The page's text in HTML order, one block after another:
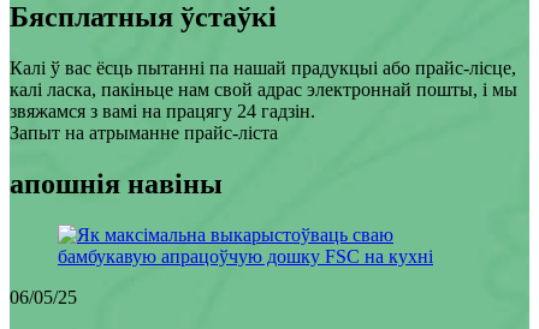
Бясплатныя ўстаўкі
Калі ў вас ёсць пытанні па нашай прадукцыі або прайс-лісце,
калі ласка, пакіньце нам свой адрас электроннай пошты, і мы
звяжамся з вамі на працягу 24 гадзін.
Запыт на атрыманне прайс-ліста
апошнія навіны
06/05/25